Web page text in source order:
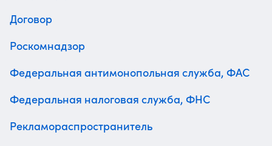
Договор
Роскомнадзор
Федеральная антимонопольная служба, ФАС
Федеральная налоговая служба, ФНС
Рекламораспространитель